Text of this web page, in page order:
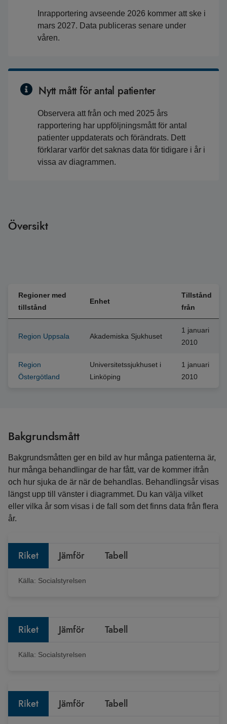
Inrapportering avseende 2026 kommer att ske i
mars 2027. Data publiceras senare under
våren.
Nytt mått för antal patienter
Observera att från och med 2025 års
rapportering har uppföljningsmått för antal
patienter uppdaterats och förändrats. Dett
förklarar varför det saknas data för tidigare i år i
vissa av diagrammen.
Översikt
Regioner med
tillstånd
Enhet
Tillstånd
från
Region Uppsala Akademiska Sjukhuset
1 januari
2010
Region
Östergötland
Universitetssjukhuset i
Linköping
1 januari
2010
Bakgrundsmått
Bakgrundsmåtten ger en bild av hur många patienterna är,
hur många behandlingar de har fått, var de kommer ifrån
och hur sjuka de är när de behandlas. Behandlingsår visas
längst upp till vänster i diagrammet. Du kan välja vilket
eller vilka år som visas i de fall som det finns data från flera
år.
Riket Jämför Tabell
Källa: Socialstyrelsen
Riket Jämför Tabell
Källa: Socialstyrelsen
Riket Jämför Tabell